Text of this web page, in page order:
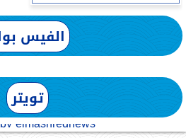
الفيس
تويتر
elmashreqnews